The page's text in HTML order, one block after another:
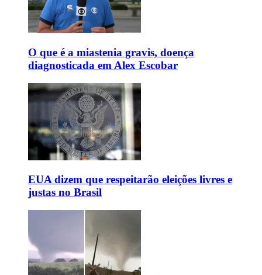
O que é a miastenia gravis, doença
diagnosticada em Alex Escobar
EUA dizem que respeitarão eleições livres e
justas no Brasil